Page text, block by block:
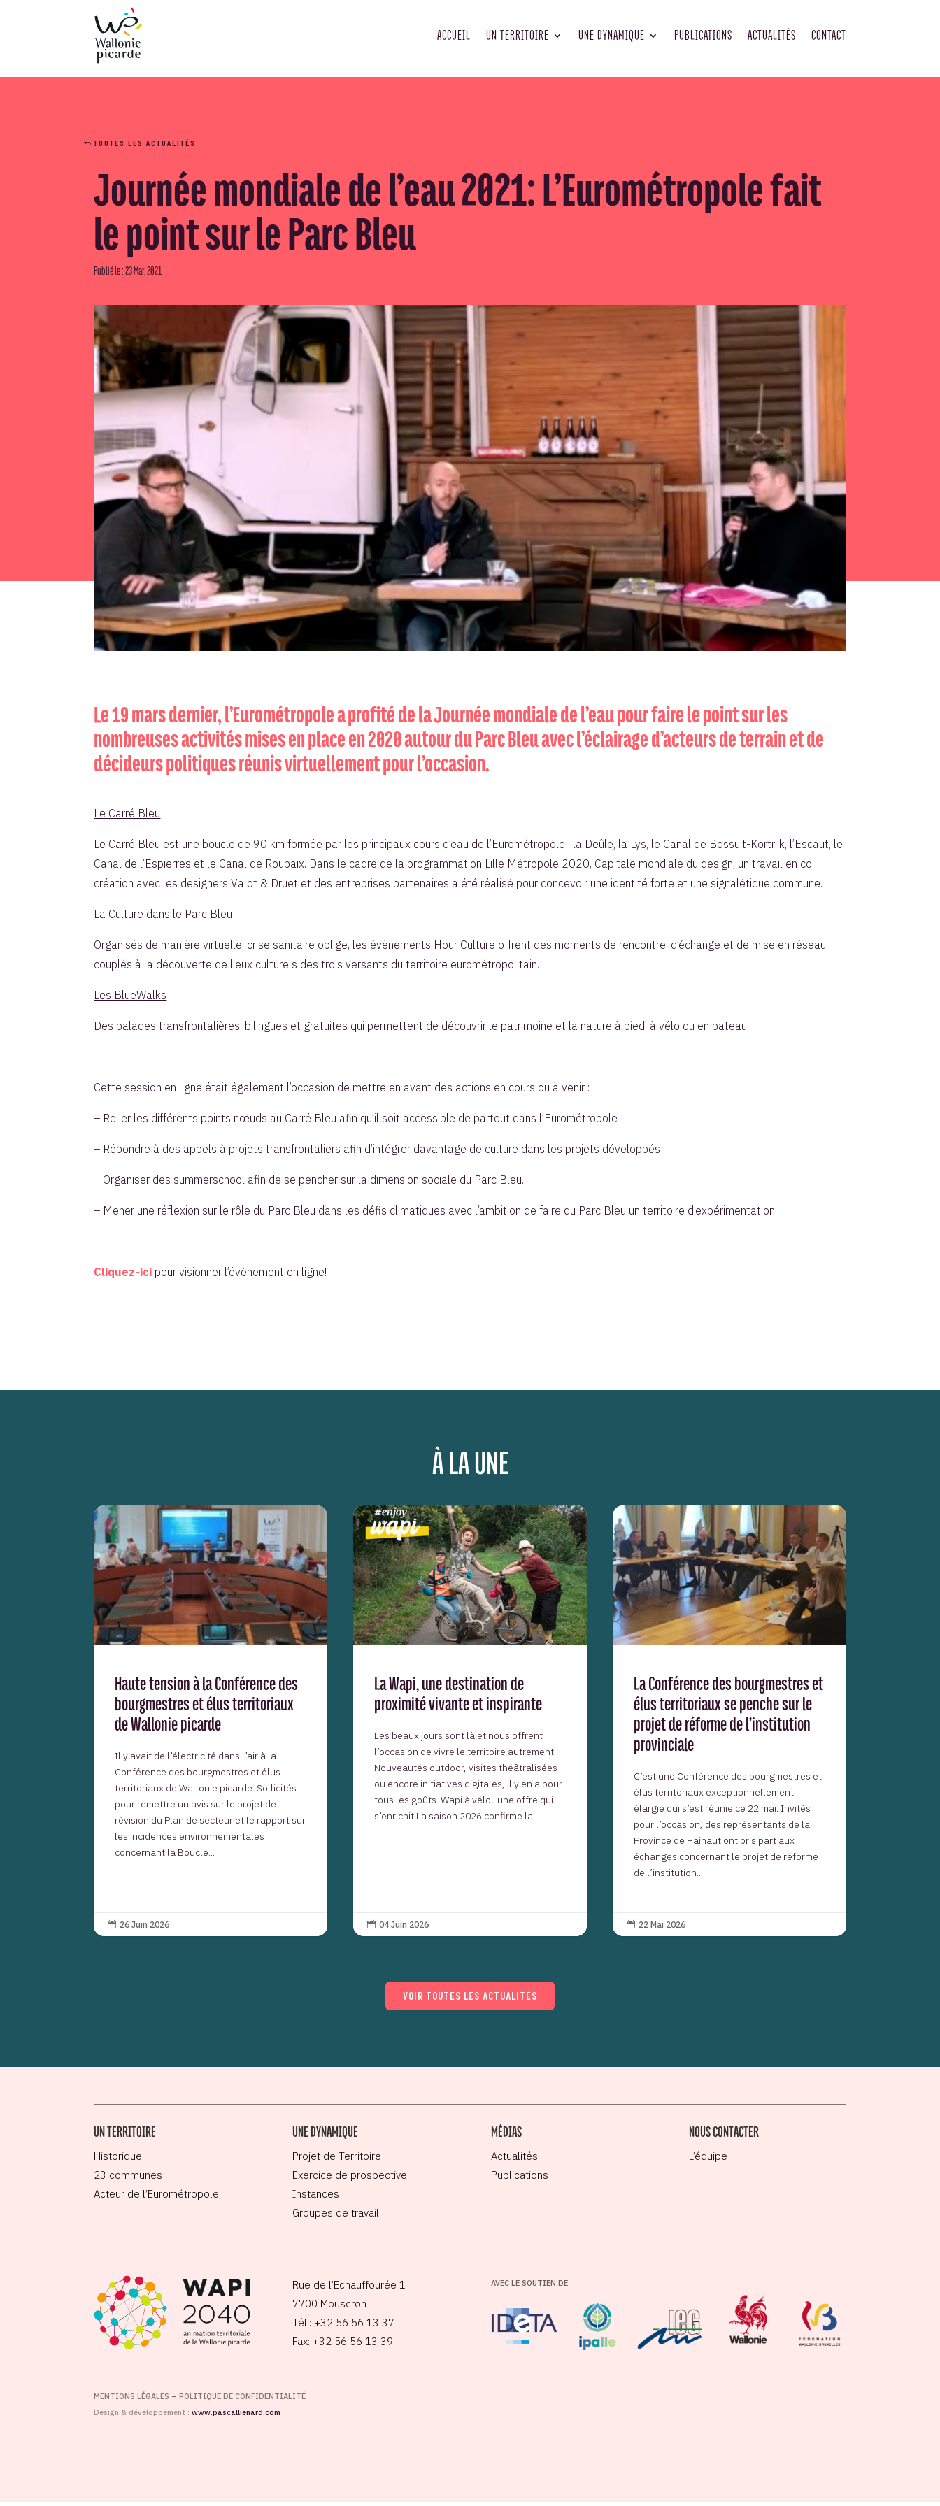
ACCUEIL UN TERRITOIRE UNE DYNAMIQUE PUBLICATIONS ACTUALITÉS CONTACT
TOUTES LES ACTUALITÉS
Journée mondiale de l’eau 2021: L’Eurométropole fait
le point sur le Parc Bleu
Publié le : 23 Mar, 2021
Le 19 mars dernier, l’Eurométropole a profité de la Journée mondiale de l’eau pour faire le point sur les
nombreuses activités mises en place en 2020 autour du Parc Bleu avec l’éclairage d’acteurs de terrain et de
décideurs politiques réunis virtuellement pour l’occasion.
Le Carré Bleu
Le Carré Bleu est une boucle de 90 km formée par les principaux cours d’eau de l’Eurométropole : la Deûle, la Lys, le Canal de Bossuit-Kortrijk, l’Escaut, le
Canal de l’Espierres et le Canal de Roubaix. Dans le cadre de la programmation Lille Métropole 2020, Capitale mondiale du design, un travail en co-
création avec les designers Valot & Druet et des entreprises partenaires a été réalisé pour concevoir une identité forte et une signalétique commune.
La Culture dans le Parc Bleu
Organisés de manière virtuelle, crise sanitaire oblige, les évènements Hour Culture offrent des moments de rencontre, d’échange et de mise en réseau
couplés à la découverte de lieux culturels des trois versants du territoire eurométropolitain.
Les BlueWalks
Des balades transfrontalières, bilingues et gratuites qui permettent de découvrir le patrimoine et la nature à pied, à vélo ou en bateau.
Cette session en ligne était également l’occasion de mettre en avant des actions en cours ou à venir :
– Relier les différents points nœuds au Carré Bleu afin qu’il soit accessible de partout dans l’Eurométropole
– Répondre à des appels à projets transfrontaliers afin d’intégrer davantage de culture dans les projets développés
– Organiser des summerschool afin de se pencher sur la dimension sociale du Parc Bleu.
– Mener une réflexion sur le rôle du Parc Bleu dans les défis climatiques avec l’ambition de faire du Parc Bleu un territoire d’expérimentation.
Cliquez-ici pour visionner l’évènement en ligne!
À LA UNE
Haute tension à la Conférence des
bourgmestres et élus territoriaux
de Wallonie picarde
Il y avait de l’électricité dans l’air à la
Conférence des bourgmestres et élus
territoriaux de Wallonie picarde. Sollicités
pour remettre un avis sur le projet de
révision du Plan de secteur et le rapport sur
les incidences environnementales
concernant la Boucle...
 26 Juin 2026
La Wapi, une destination de
proximité vivante et inspirante
Les beaux jours sont là et nous offrent
l’occasion de vivre le territoire autrement.
Nouveautés outdoor, visites théâtralisées
ou encore initiatives digitales, il y en a pour
tous les goûts. Wapi à vélo : une offre qui
s’enrichit La saison 2026 confirme la...
 04 Juin 2026
La Conférence des bourgmestres et
élus territoriaux se penche sur le
projet de réforme de l’institution
provinciale
C’est une Conférence des bourgmestres et
élus territoriaux exceptionnellement
élargie qui s’est réunie ce 22 mai. Invités
pour l’occasion, des représentants de la
Province de Hainaut ont pris part aux
échanges concernant le projet de réforme
de l’institution...
 22 Mai 2026
VOIR TOUTES LES ACTUALITÉS
UN TERRITOIRE
Historique
23 communes
Acteur de l’Eurométropole
UNE DYNAMIQUE
Projet de Territoire
Exercice de prospective
Instances
Groupes de travail
MÉDIAS
Actualités
Publications
NOUS CONTACTER
L’équipe
Rue de l’Echauffourée 1
7700 Mouscron
Tél.: +32 56 56 13 37
Fax: +32 56 56 13 39
AVEC LE SOUTIEN DE
MENTIONS LÉGALES –POLITIQUE DE CONFIDENTIALITÉ
Design & développement :www.pascallienard.com